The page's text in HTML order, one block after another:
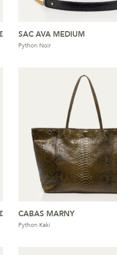
SAC AVA MEDIUM
Python Noir
CABAS MARNY
Python Kaki